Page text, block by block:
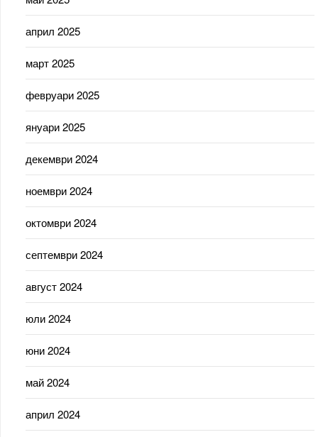
април 2025
март 2025
февруари 2025
януари 2025
декември 2024
ноември 2024
октомври 2024
септември 2024
август 2024
юли 2024
юни 2024
май 2024
април 2024